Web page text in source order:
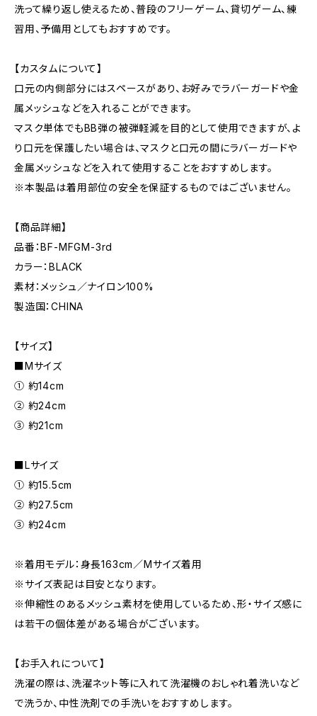
洗って繰り返し使えるため、普段のフリーゲーム、貸切ゲーム、練
習用、予備用としてもおすすめです。
【カスタムについて】
口元の内側部分にはスペースがあり、お好みでラバーガードや金
属メッシュなどを入れることができます。
マスク単体でもBB弾の被弾軽減を目的として使用できますが、よ
り口元を保護したい場合は、マスクと口元の間にラバーガードや
金属メッシュなどを入れて使用することをおすすめします。
※本製品は着用部位の安全を保証するものではございません。
【商品詳細】
品番：BF-MFGM-3rd
カラー：BLACK
素材：メッシュ／ナイロン100%
製造国：CHINA
【サイズ】
■Mサイズ
① 約14cm
② 約24cm
③ 約21cm
■Lサイズ
① 約15.5cm
② 約27.5cm
③ 約24cm
※着用モデル：身長163cm／Mサイズ着用
※サイズ表記は目安となります。
※伸縮性のあるメッシュ素材を使用しているため、形・サイズ感に
は若干の個体差がある場合がございます。
【お手入れについて】
洗濯の際は、洗濯ネット等に入れて洗濯機のおしゃれ着洗いなど
で洗うか、中性洗剤での手洗いをおすすめします。